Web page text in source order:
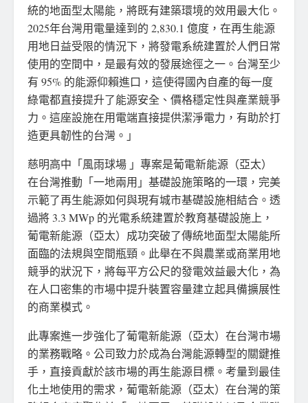
統的地面型太陽能，將既有建築環境的效用最大化。
2025年台灣用電量達到的 2,830.1 億度，在再生能源
用地日益受限的情況下，將發電系統建置於人們日常
使用的空間中，是最有效的發展途徑之一。台灣至少
有 95% 的能源仰賴進口，這使得國內自產的每一度
綠電都直接提升了能源安全、價格穩定性與產業競爭
力。這座設施在用電端直接提供潔淨電力，有助於打
造更具韌性的台灣。」
慈明高中「風雨球場 」專案是葡電新能源（亞太）
在台灣推動「一地兩用」基礎設施策略的一環，完美
示範了再生能源如何與現有城市基礎設施相結合。透
過將 3.3 MWp 的光電系統建置於教育基礎設施上，
葡電新能源（亞太）成功突破了傳統地面型太陽能所
面臨的法規與空間瓶頸。此舉在不與農業或商業用地
競爭的狀況下，將每平方公尺的發電效益最大化，為
在人口密集的市場中提升裝置容量建立起具備擴展性
的商業模式。
此專案進一步強化了葡電新能源（亞太）在台灣市場
的業務戰略。公司致力於成為台灣能源轉型的關鍵推
手，直接貢獻於該市場的再生能源目標。考量到最佳
化土地使用的需求，葡電新能源（亞太）在台灣的策